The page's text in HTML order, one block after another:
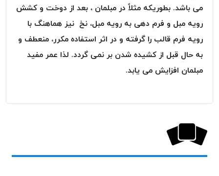
توری
پلیسه
بتا
KORD
BETA
دوک
پایین
OMEGA
VENTO
می باشد. بطوریکه مثلاً در مبلمان ، بعد از دوخت و کشش
رویه مبل و فرم دهی به رویه مبل، نخ نیز هماهنگ با
رویه فرم قالب را گرفته و در اثر استفاده مکرر، منعطف و
به حال قبل از کشیده شدن بر نمی گردد. لذا عمر مفید
مبلمان افزایش می یابد.